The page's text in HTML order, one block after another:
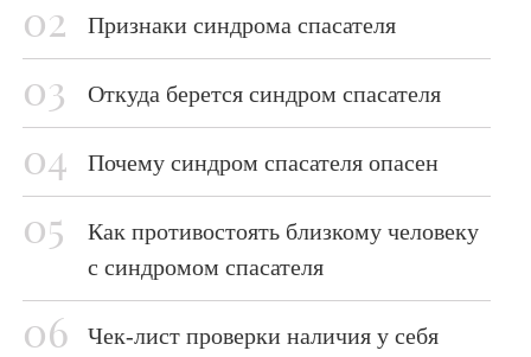
Признаки синдрома спасателя
Откуда берется синдром спасателя
Почему синдром спасателя опасен
Как противостоять близкому человеку
с синдромом спасателя
Чек-лист проверки наличия у себя